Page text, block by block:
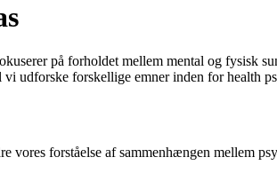
på forholdet mellem mental og fysisk
udforske forskellige emner inden for health
forståelse af sammenhængen mellem